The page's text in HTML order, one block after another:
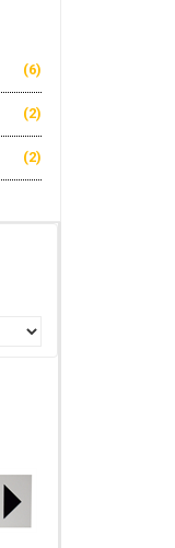
(6)
(2)
(2)